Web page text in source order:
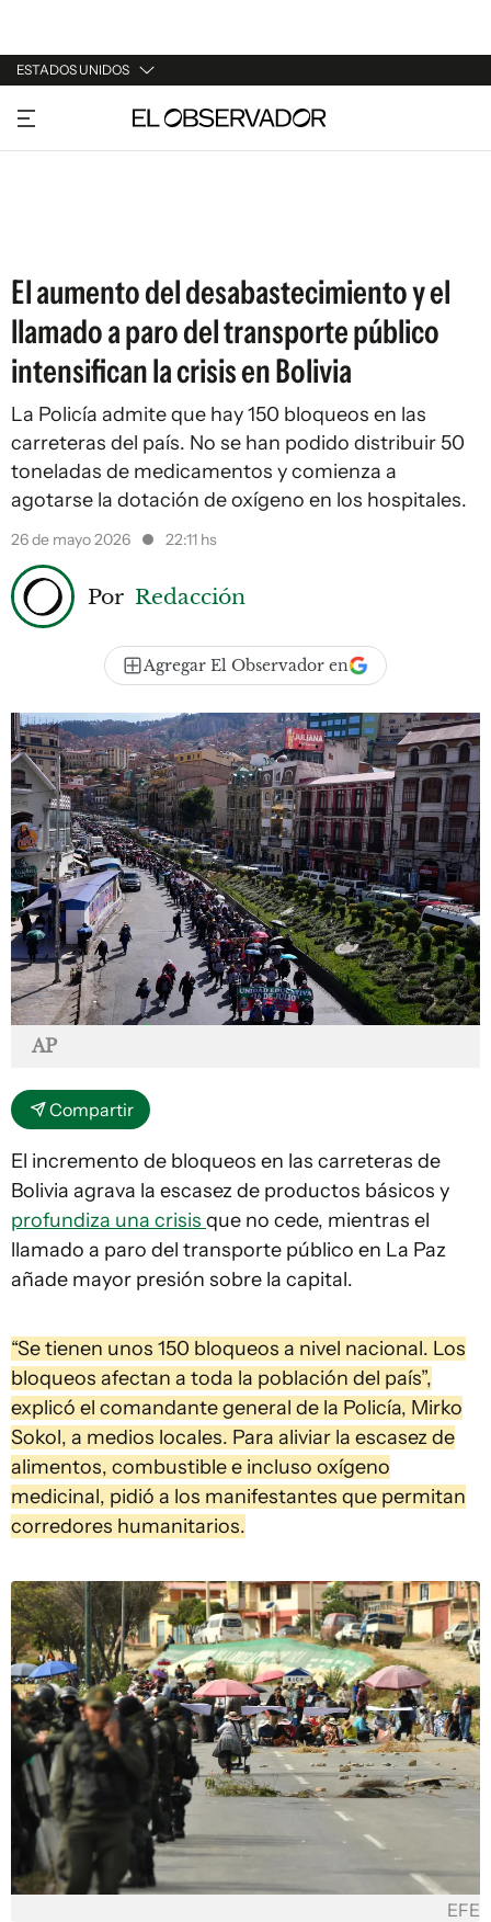
ESTADOS UNIDOS
URUGUAY
ARGENTINA
El aumento del desabastecimiento y el
llamado a paro del transporte público
intensifican la crisis en Bolivia
La Policía admite que hay 150 bloqueos en las
carreteras del país. No se han podido distribuir 50
toneladas de medicamentos y comienza a
agotarse la dotación de oxígeno en los hospitales.
26 de mayo 2026 22:11 hs
Por Redacción
Agregar El Observador en
AP
Compartir
El incremento de bloqueos en las carreteras de
Bolivia agrava la escasez de productos básicos y
profundiza una crisis que no cede, mientras el
llamado a paro del transporte público en La Paz
añade mayor presión sobre la capital.
“Se tienen unos 150 bloqueos a nivel nacional. Los
bloqueos afectan a toda la población del país”,
explicó el comandante general de la Policía, Mirko
Sokol, a medios locales. Para aliviar la escasez de
alimentos, combustible e incluso oxígeno
medicinal, pidió a los manifestantes que permitan
corredores humanitarios.
EFE